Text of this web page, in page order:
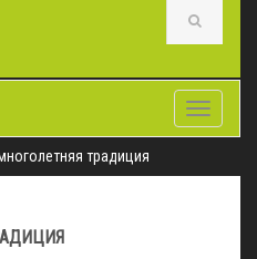
Toggle
многолетняя традиция